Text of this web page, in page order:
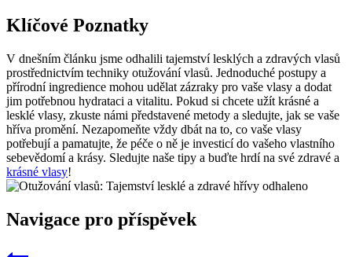
Klíčové Poznatky
V dnešním článku jsme odhalili tajemství lesklých a zdravých vlasů
prostřednictvím techniky otužování vlasů. Jednoduché postupy a
přírodní ingredience mohou udělat zázraky pro vaše vlasy a dodat
jim potřebnou hydrataci a vitalitu. Pokud si chcete užít krásné a
lesklé vlasy, zkuste námi představené metody a sledujte, jak se vaše
hříva promění. Nezapomeňte vždy dbát na to, co vaše vlasy
potřebují a pamatujte, že péče o ně je investicí do vašeho vlastního
sebevědomí a krásy. Sledujte naše tipy a buďte hrdí na své zdravé a
krásné vlasy!
Navigace pro příspěvek